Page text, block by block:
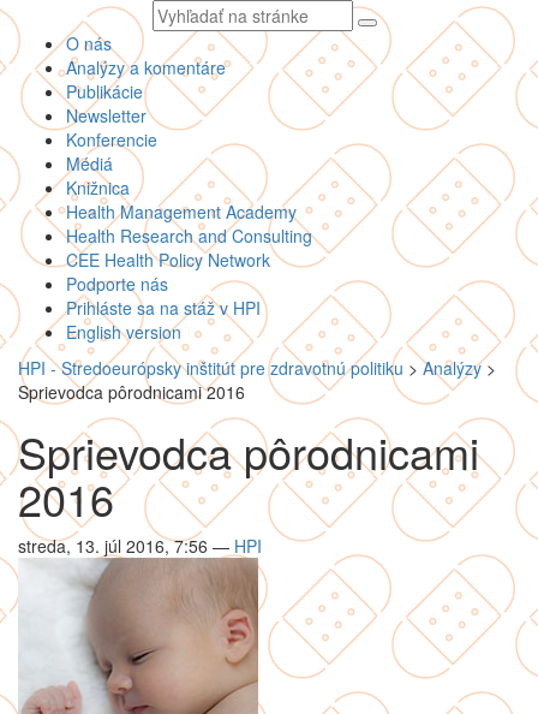
Vyhľadávaný
text
O nás
Analýzy a komentáre
Publikácie
Newsletter
Konferencie
Médiá
Knižnica
Health Management Academy
Health Research and Consulting
CEE Health Policy Network
Podporte nás
Prihláste sa na stáž v HPI
English version
HPI - Stredoeurópsky inštitút pre zdravotnú politiku >Analýzy>
Sprievodca pôrodnicami 2016
Sprievodca pôrodnicami
2016
streda, 13. júl 2016, 7:56 — HPI